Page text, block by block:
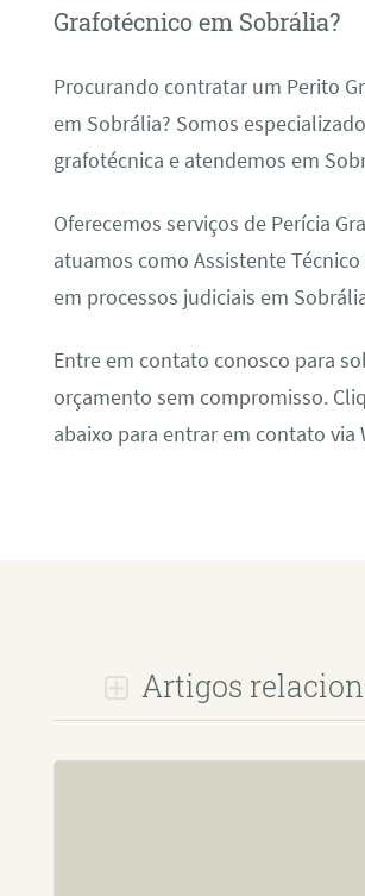
Grafotécnico em Sobrália?
Procurando contratar um Perito
em Sobrália? Somos
grafotécnica e atendemos em
Oferecemos serviços de Perícia
atuamos como Assistente
em processos judiciais em
Entre em contato conosco para
orçamento sem compromisso.
abaixo para entrar em contato via
Artigos